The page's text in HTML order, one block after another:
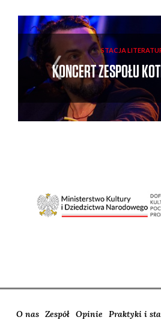
STACJA
KONCERT ZESPOŁU
O nas Zespół Opinie Praktyki i